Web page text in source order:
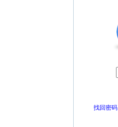
找回密码